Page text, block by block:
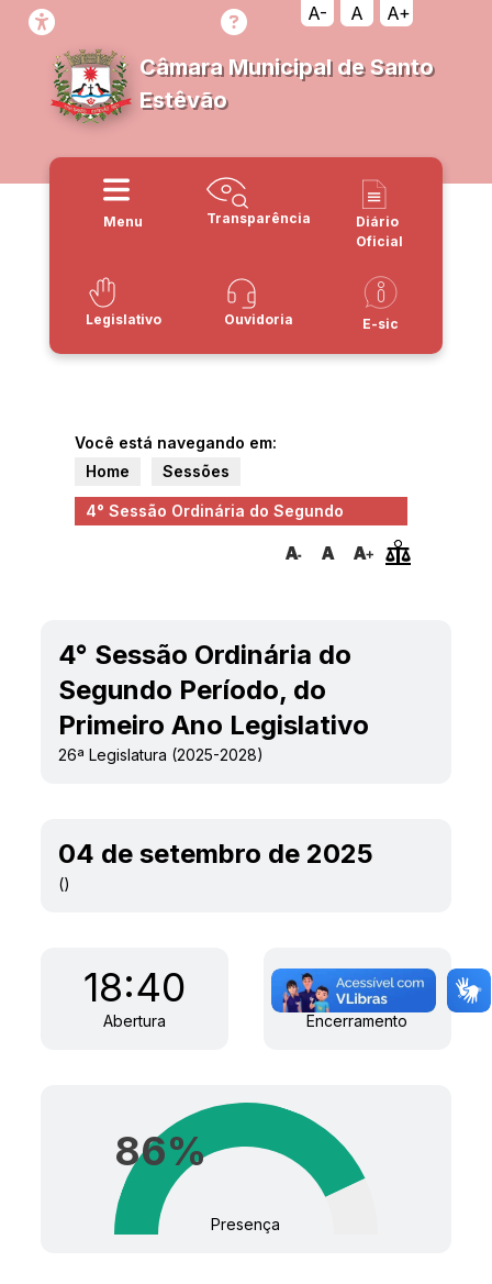
A- A A+
Câmara Municipal de Santo
Estêvão
Menu Transparência
Diário
Oficial
Legislativo Ouvidoria E-sic
Você está navegando em:
Home
Sessões
4° Sessão Ordinária do Segundo
4° Sessão Ordinária do
Segundo Período, do
Primeiro Ano Legislativo
26ª Legislatura (2025-2028)
04 de setembro de 2025
()
86%
Presença
18:40
Abertura
21:25
Encerramento